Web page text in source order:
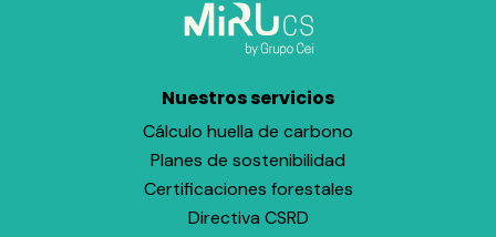
Nuestros servicios
Cálculo huella de carbono
Planes de sostenibilidad
Certificaciones forestales
Directiva CSRD